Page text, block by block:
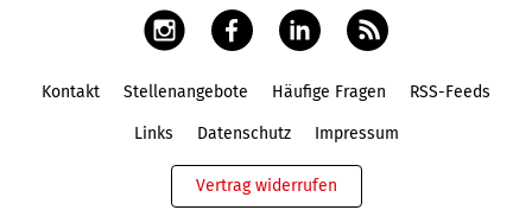
Kontakt Stellenangebote Häufige Fragen RSS-Feeds
Links Datenschutz Impressum
Vertrag widerrufen